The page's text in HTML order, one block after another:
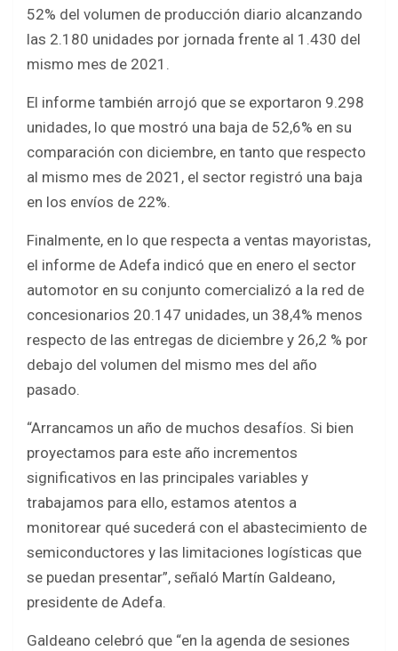
52% del volumen de producción diario alcanzando
las 2.180 unidades por jornada frente al 1.430 del
mismo mes de 2021.
El informe también arrojó que se exportaron 9.298
unidades, lo que mostró una baja de 52,6% en su
comparación con diciembre, en tanto que respecto
al mismo mes de 2021, el sector registró una baja
en los envíos de 22%.
Finalmente, en lo que respecta a ventas mayoristas,
el informe de Adefa indicó que en enero el sector
automotor en su conjunto comercializó a la red de
concesionarios 20.147 unidades, un 38,4% menos
respecto de las entregas de diciembre y 26,2 % por
debajo del volumen del mismo mes del año
pasado.
“Arrancamos un año de muchos desafíos. Si bien
proyectamos para este año incrementos
significativos en las principales variables y
trabajamos para ello, estamos atentos a
monitorear qué sucederá con el abastecimiento de
semiconductores y las limitaciones logísticas que
se puedan presentar”, señaló Martín Galdeano,
presidente de Adefa.
Galdeano celebró que “en la agenda de sesiones